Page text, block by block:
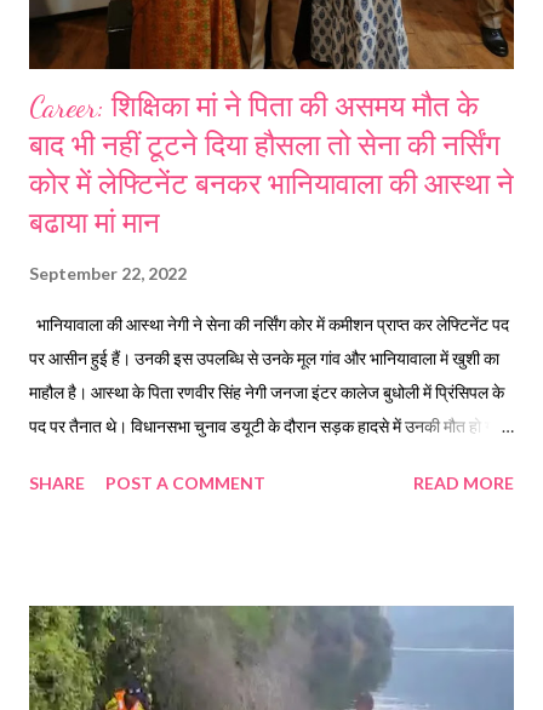
Career: शिक्षिका मां ने पिता की असमय मौत के
बाद भी नहीं टूटने दिया हौसला तो सेना की नर्सिंग
कोर में लेफ्टिनेंट बनकर भानियावाला की आस्था ने
बढाया मां मान
September 22, 2022
भानियावाला की आस्था नेगी ने सेना की नर्सिंग कोर में कमीशन प्राप्त कर लेफ्टिनेंट पद
पर आसीन हुई हैं। उनकी इस उपलब्धि से उनके मूल गांव और भानियावाला में खुशी का
माहौल है। आस्था के पिता रणवीर सिंह नेगी जनजा इंटर कालेज बुधोली में प्रिंसिपल के
पद पर तैनात थे। विधानसभा चुनाव डयूटी के दौरान सड़क हादसे में उनकी मौत हो गई
पिता की असमय मौत के बावजूद भी वीर बेटी आस्था ने हौसला रखा परिवार को संबल
है। आस्था की एक छोटी बहन और छोटा भाई है। छोटी बहन फिजिक्स ऑनर्स की
स्टूडेंट है जबकि भाई तैयारी कर रहा है। आस्था की मां शिक्षिका विनीता नेगी बेटी की इस
उपलब्धि पर खुशी व्यक्त करते हुए कहां है कि पिता की असमय मौत के बाद भी बच्चों ने
SHARE POST A COMMENT READ MORE